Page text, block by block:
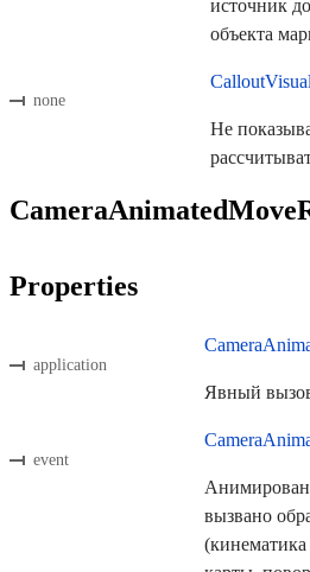
источник
объекта
none
Не
Properties
application
Явный
event
вызвано